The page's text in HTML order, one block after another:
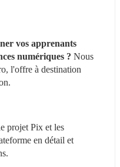
vos apprenants
numériques ? Nous
l'offre à destination
projet Pix et les
en détail et